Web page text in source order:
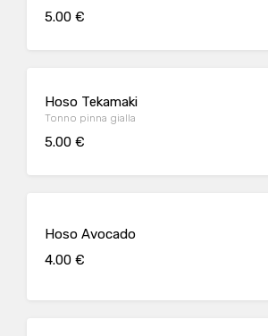
5.00 €
Hoso Tekamaki
Tonno pinna gialla
5.00 €
Hoso Avocado
4.00 €